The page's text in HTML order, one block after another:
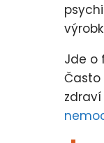
Jde o
Často